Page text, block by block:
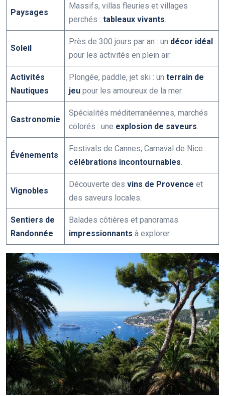
Paysages
Massifs, villas fleuries et villages
perchés : tableaux vivants.
Soleil
Près de 300 jours par an : un décor idéal
pour les activités en plein air.
Activités
Nautiques
Plongée, paddle, jet ski : un terrain de
jeu pour les amoureux de la mer.
Gastronomie
Spécialités méditerranéennes, marchés
colorés : une explosion de saveurs.
Événements
Festivals de Cannes, Carnaval de Nice :
célébrations incontournables.
Vignobles
Découverte des vins de Provence et
des saveurs locales.
Sentiers de
Randonnée
Balades côtières et panoramas
impressionnants à explorer.